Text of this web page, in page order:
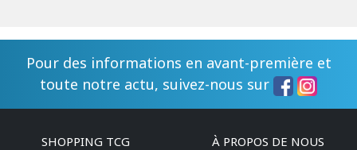
Pour des informations en avant-première et
toute notre actu, suivez-nous sur
SHOPPING TCG À PROPOS DE NOUS